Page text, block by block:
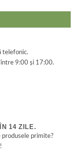
telefonic.
între 9:00 și 17:00.
14 ZILE.
produsele primite?